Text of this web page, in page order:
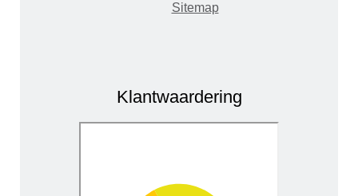
Sitemap
Klantwaardering